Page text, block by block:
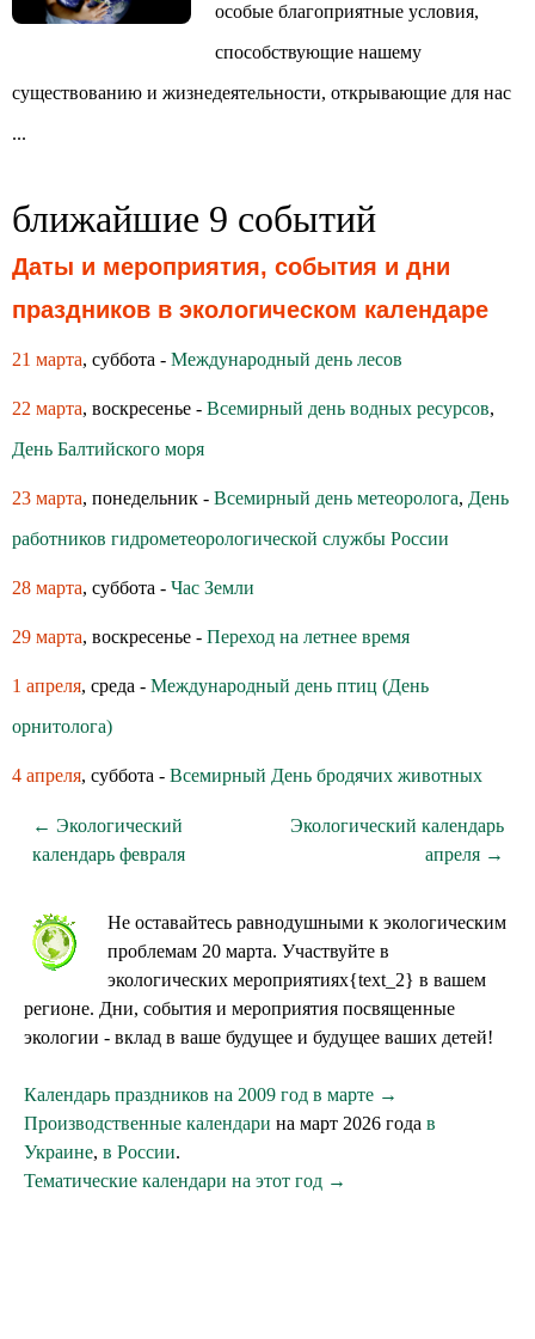
особые благоприятные условия,
способствующие нашему
существованию и жизнедеятельности, открывающие для нас
...
ближайшие 9 событий
Даты и мероприятия, события и дни
праздников в экологическом календаре
21 марта, суббота - Международный день лесов
22 марта, воскресенье - Всемирный день водных ресурсов,
День Балтийского моря
23 марта, понедельник - Всемирный день метеоролога, День
работников гидрометеорологической службы России
28 марта, суббота - Час Земли
29 марта, воскресенье - Переход на летнее время
1 апреля, среда - Международный день птиц (День
орнитолога)
4 апреля, суббота - Всемирный День бродячих животных
← Экологический
календарь февраля
Экологический календарь
апреля →
Не оставайтесь равнодушными к экологическим
проблемам 20 марта. Участвуйте в
экологических мероприятиях{text_2} в вашем
регионе. Дни, события и мероприятия посвященные
экологии - вклад в ваше будущее и будущее ваших детей!
Календарь праздников на 2009 год в марте →
Производственные календари на март 2026 года в
Украине, в России.
Тематические календари на этот год →